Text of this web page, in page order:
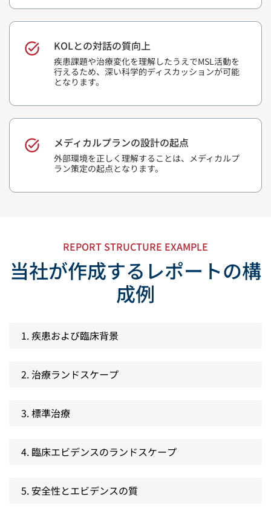
KOLとの対話の質向上
疾患課題や治療変化を理解したうえでMSL活動を
行えるため、深い科学的ディスカッションが可能
となります。
メディカルプランの設計の起点
外部環境を正しく理解することは、メディカルプ
ラン策定の起点となります。
REPORT STRUCTURE EXAMPLE
当社が作成するレポートの構
成例
1. 疾患および臨床背景
2. 治療ランドスケープ
3. 標準治療
4. 臨床エビデンスのランドスケープ
5. 安全性とエビデンスの質